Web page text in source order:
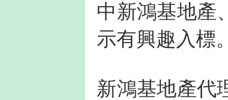
中新鴻基地產
示有興趣入標
新鴻基地產代